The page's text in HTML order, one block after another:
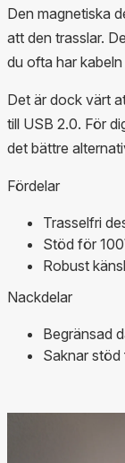
Den magnetiska
att den trasslar.
du ofta har
Det är dock värt
till USB 2.0. För
det bättre
Fördelar
Trasselfri
Stöd för
Robust
Nackdelar
Begränsad
Saknar